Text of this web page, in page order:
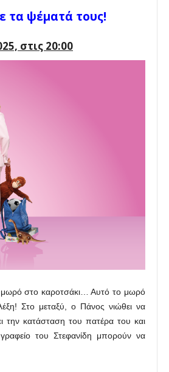
τα ψέματά τους!
στις 20:00
μωρό στο καροτσάκι… Αυτό το μωρό
Στο μεταξύ, ο Πάνος νιώθει να
την κατάσταση του πατέρα του και
του Στεφανίδη μπορούν να